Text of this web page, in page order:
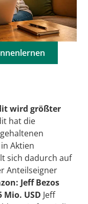
wird größter
hat die
Aktien
sich dadurch auf
Anteilseigner
Jeff Bezos
USD Jeff